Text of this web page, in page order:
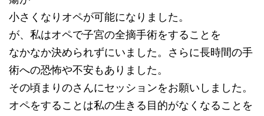
小さくなりオペが可能になりました。
が、私はオペで子宮の全摘手術をすることを
なかなか決められずにいました。さらに長時間の手
術への恐怖や不安もありました。
その頃まりのさんにセッションをお願いしました。
オペをすることは私の生きる目的がなくなることを